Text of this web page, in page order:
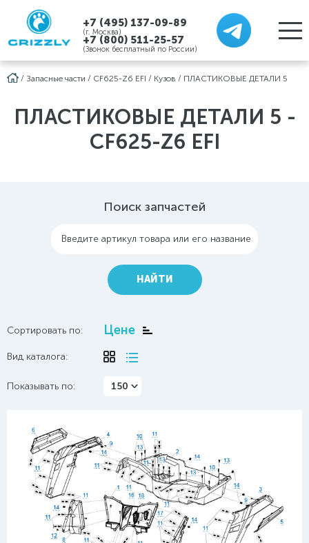
+7 (495) 137-09-89
(г. Москва)
+7 (800) 511-25-57
(Звонок бесплатный по России)
/ Запасные части / CF625-Z6 EFI / Кузов / ПЛАСТИКОВЫЕ ДЕТАЛИ 5
ПЛАСТИКОВЫЕ ДЕТАЛИ 5 -
CF625-Z6 EFI
Поиск запчастей
Введите артикул товара или его название
НАЙТИ
Сортировать по: Цене
Вид каталога:
Показывать по: 150